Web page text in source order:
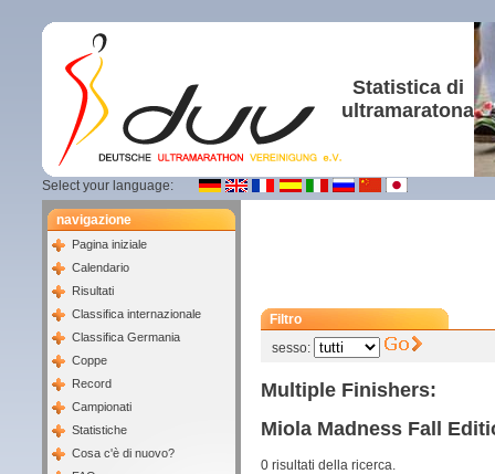
Statistica di
ultramaratona
Select your language:
navigazione
Pagina iniziale
Calendario
Risultati
Classifica internazionale
Classifica Germania
Coppe
Record
Campionati
Statistiche
Cosa c'è di nuovo?
Filtro
sesso:
Multiple Finishers:
Miola Madness Fall
0 risultati della ricerca.